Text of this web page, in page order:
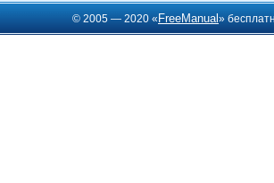
© 2005 — 2020 « FreeManual»